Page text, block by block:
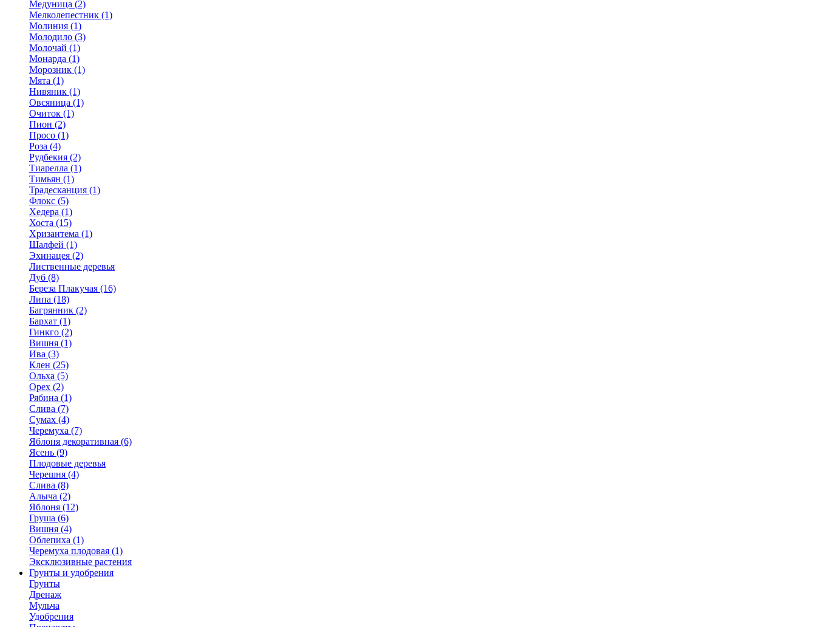
Медуница (2)
Мелколепестник (1)
Молиния (1)
Молодило (3)
Молочай (1)
Монарда (1)
Морозник (1)
Мята (1)
Нивяник (1)
Овсяница (1)
Очиток (1)
Пион (2)
Просо (1)
Роза (4)
Рудбекия (2)
Тиарелла (1)
Тимьян (1)
Традесканция (1)
Флокс (5)
Хедера (1)
Хоста (15)
Хризантема (1)
Шалфей (1)
Эхинацея (2)
Лиственные деревья
Дуб (8)
Береза Плакучая (16)
Липа (18)
Багрянник (2)
Бархат (1)
Гинкго (2)
Вишня (1)
Ива (3)
Клен (25)
Ольха (5)
Орех (2)
Рябина (1)
Слива (7)
Сумах (4)
Черемуха (7)
Яблоня декоративная (6)
Ясень (9)
Плодовые деревья
Черешня (4)
Слива (8)
Алыча (2)
Яблоня (12)
Груша (6)
Вишня (4)
Облепиха (1)
Черемуха плодовая (1)
Эксклюзивные растения
Грунты и удобрения
Грунты
Дренаж
Мульча
Удобрения